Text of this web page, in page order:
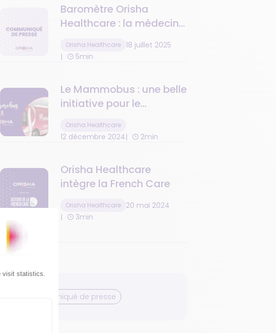
Baromètre Orisha
Healthcare : la médecine,
confiance des Français
Orisha Healthcare 18 juillet 2025
5min
Le Mammobus : une belle
initiative pour le
sein accessible à toutes
Orisha Healthcare
12 décembre 2024 2min
Orisha Healthcare
intègre la French Care
Orisha Healthcare
20 mai 2024
3min
#Communiqué de presse